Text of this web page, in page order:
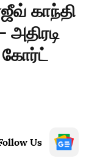
காந்தி
கோர்ட்
Us